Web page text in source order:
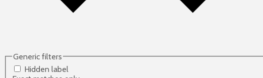
Generic filters
Hidden label